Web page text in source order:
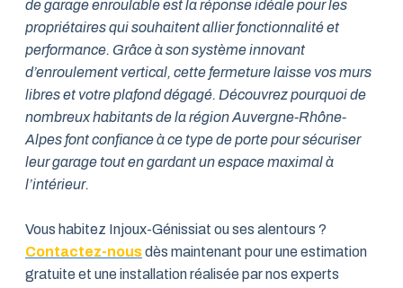
de garage enroulable est la réponse idéale pour les
propriétaires qui souhaitent allier fonctionnalité et
performance. Grâce à son système innovant
d’enroulement vertical, cette fermeture laisse vos murs
libres et votre plafond dégagé. Découvrez pourquoi de
nombreux habitants de la région Auvergne-Rhône-
Alpes font confiance à ce type de porte pour sécuriser
leur garage tout en gardant un espace maximal à
l’intérieur.
Vous habitez Injoux-Génissiat ou ses alentours ?
Contactez-nousdès maintenant pour une estimation
gratuite et une installation réalisée par nos experts